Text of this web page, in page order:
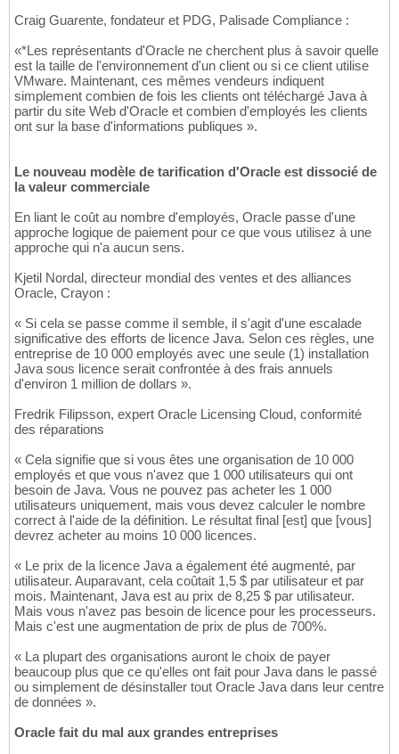
Craig Guarente, fondateur et PDG, Palisade Compliance :
«*Les représentants d'Oracle ne cherchent plus à savoir quelle
est la taille de l'environnement d'un client ou si ce client utilise
VMware. Maintenant, ces mêmes vendeurs indiquent
simplement combien de fois les clients ont téléchargé Java à
partir du site Web d'Oracle et combien d'employés les clients
ont sur la base d'informations publiques ».
Le nouveau modèle de tarification d'Oracle est dissocié de
la valeur commerciale
En liant le coût au nombre d'employés, Oracle passe d'une
approche logique de paiement pour ce que vous utilisez à une
approche qui n'a aucun sens.
Kjetil Nordal, directeur mondial des ventes et des alliances
Oracle, Crayon :
« Si cela se passe comme il semble, il s'agit d'une escalade
significative des efforts de licence Java. Selon ces règles, une
entreprise de 10 000 employés avec une seule (1) installation
Java sous licence serait confrontée à des frais annuels
d'environ 1 million de dollars ».
Fredrik Filipsson, expert Oracle Licensing Cloud, conformité
des réparations
« Cela signifie que si vous êtes une organisation de 10 000
employés et que vous n'avez que 1 000 utilisateurs qui ont
besoin de Java. Vous ne pouvez pas acheter les 1 000
utilisateurs uniquement, mais vous devez calculer le nombre
correct à l'aide de la définition. Le résultat final [est] que [vous]
devrez acheter au moins 10 000 licences.
« Le prix de la licence Java a également été augmenté, par
utilisateur. Auparavant, cela coûtait 1,5 $ par utilisateur et par
mois. Maintenant, Java est au prix de 8,25 $ par utilisateur.
Mais vous n'avez pas besoin de licence pour les processeurs.
Mais c'est une augmentation de prix de plus de 700%.
« La plupart des organisations auront le choix de payer
beaucoup plus que ce qu'elles ont fait pour Java dans le passé
ou simplement de désinstaller tout Oracle Java dans leur centre
de données ».
Oracle fait du mal aux grandes entreprises